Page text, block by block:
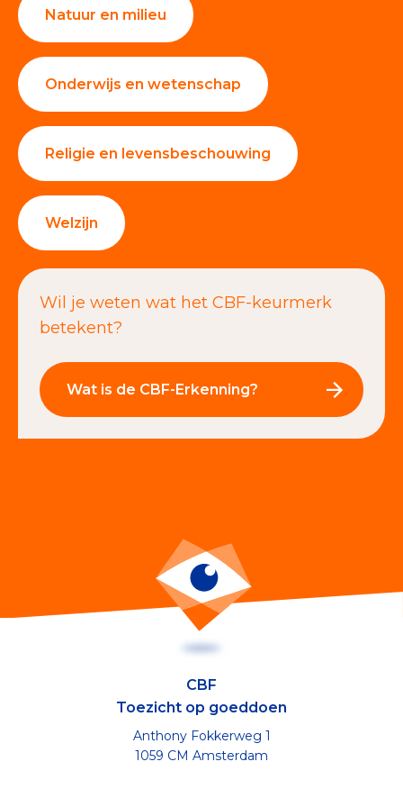
Natuur en milieu
Onderwijs en wetenschap
Religie en levensbeschouwing
Welzijn
Wil je weten wat het CBF-keurmerk
betekent?
Wat is de CBF-Erkenning?
CBF
Toezicht op goeddoen
Anthony Fokkerweg 1
1059 CM Amsterdam